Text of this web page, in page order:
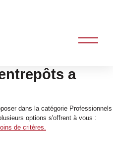
a
dans la catégorie Professionnels
options s'offrent à vous :
de critères.